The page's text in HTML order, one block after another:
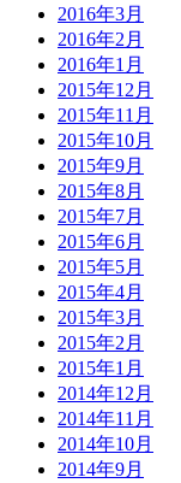
2016年3月
2016年2月
2016年1月
2015年12月
2015年11月
2015年10月
2015年9月
2015年8月
2015年7月
2015年6月
2015年5月
2015年4月
2015年3月
2015年2月
2015年1月
2014年12月
2014年11月
2014年10月
2014年9月